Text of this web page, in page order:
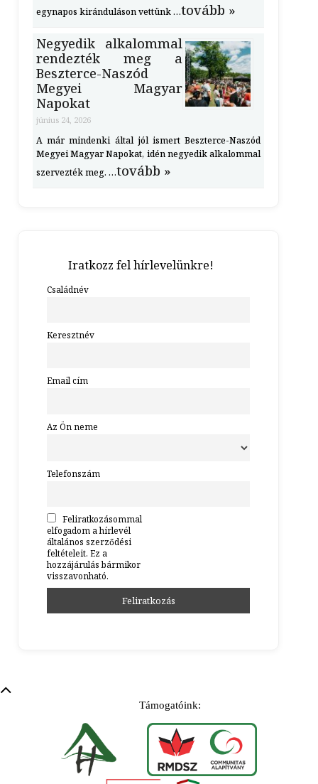
egynapos kiránduláson vettünk …tovább »
Negyedik alkalommal
rendezték meg a
Beszterce-Naszód
Megyei Magyar
Napokat
június 24, 2026
A már mindenki által jól ismert Beszterce-Naszód
Megyei Magyar Napokat, idén negyedik alkalommal
szervezték meg. …tovább »
Iratkozz fel hírlevelünkre!
Családnév
Keresztnév
Email cím
Az Ön neme
Telefonszám
Feliratkozásommal
elfogadom a hírlevél
általános szerződési
feltételeit. Ez a
hozzájárulás bármikor
visszavonható.
Támogatóink: